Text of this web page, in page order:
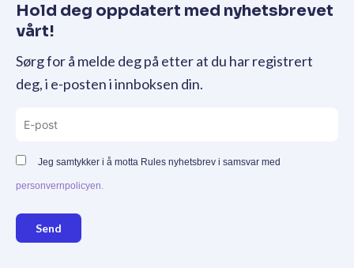
Hold deg oppdatert med nyhetsbrevet
vårt!
Sørg for å melde deg på etter at du har registrert
deg, i e-posten i innboksen din.
Jeg samtykker i å motta Rules nyhetsbrev i samsvar med
personvernpolicyen.
Send